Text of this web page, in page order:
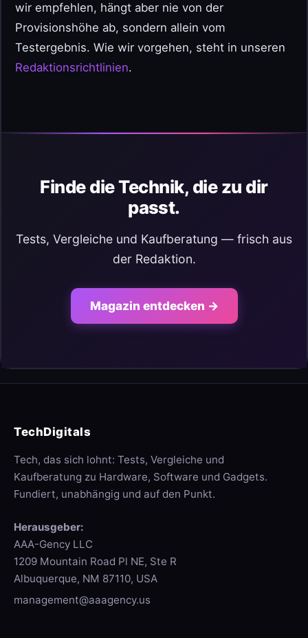
wir empfehlen, hängt aber nie von der
Provisionshöhe ab, sondern allein vom
Testergebnis. Wie wir vorgehen, steht in unseren
Redaktionsrichtlinien.
Finde die Technik, die zu dir
passt.
Tests, Vergleiche und Kaufberatung — frisch aus
der Redaktion.
Magazin entdecken →
TechDigitals
Tech, das sich lohnt: Tests, Vergleiche und
Kaufberatung zu Hardware, Software und Gadgets.
Fundiert, unabhängig und auf den Punkt.
Herausgeber:
AAA-Gency LLC
1209 Mountain Road Pl NE, Ste R
Albuquerque, NM 87110, USA
management@aaagency.us